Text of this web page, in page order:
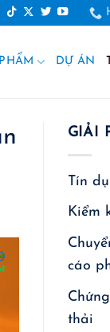
DỰ ÁN
GIẢI
Tín
Kiểm
cáo
thải